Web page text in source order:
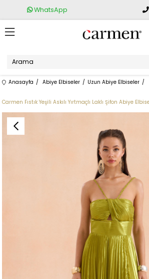
WhatsApp
Anasayfa Abiye Elbiseler Uzun Abiye Elbiseler
Carmen Fıstık Yeşili Askılı Yırtmaçlı Laklı Şifon Abiye